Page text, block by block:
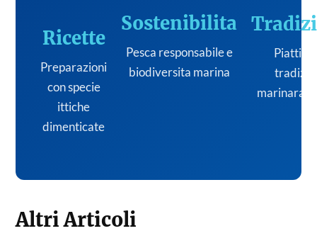
Ricette
Preparazioni
con specie
ittiche
dimenticate
Sostenibilita
Pesca responsabile e
biodiversita marina
Piatti
marinara
Altri Articoli